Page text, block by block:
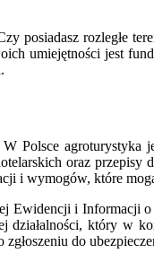
posiadasz rozległe
umiejętności jest
Polsce
oraz
i wymogów, które
Ewidencji i
działalności, który w
do